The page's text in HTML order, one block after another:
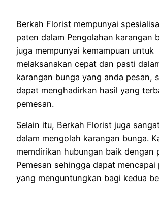
Berkah Florist mempunyai
paten dalam Pengolahan karangan
juga mempunyai kemampuan untuk
melaksanakan cepat dan pasti
karangan bunga yang anda pesan,
dapat menghadirkan hasil yang
pemesan.
Selain itu, Berkah Florist juga
dalam mengolah karangan bunga.
memdirikan hubungan baik dengan
Pemesan sehingga dapat mencapai
yang menguntungkan bagi kedua